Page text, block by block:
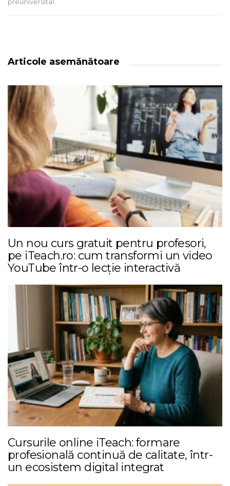
Articole asemănătoare
Un nou curs gratuit pentru profesori,
pe iTeach.ro: cum transformi un video
YouTube într-o lecție interactivă
Cursurile online iTeach: formare
profesională continuă de calitate, într-
un ecosistem digital integrat